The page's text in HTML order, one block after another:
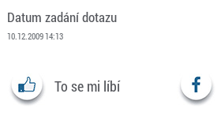
Datum zadání dotazu
10.12.2009 14:13
To se mi líbí